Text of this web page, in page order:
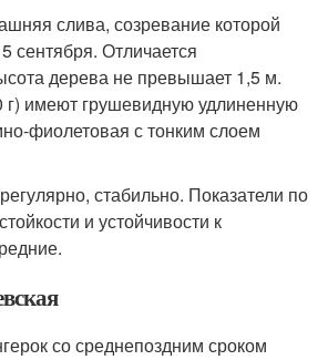
слива, созревание которой
сентября. Отличается
дерева не превышает 1,5 м.
имеют грушевидную удлиненную
фиолетовая с тонким слоем
стабильно. Показатели по
и устойчивости к
со среднепоздним сроком